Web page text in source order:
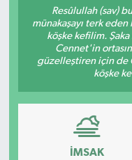
Resûlullah (sav)
münakaşayı terk
köşke kefilim.
Cennet'in
güzelleştiren için de
köşke
İMSAK
Resmi İlanlar